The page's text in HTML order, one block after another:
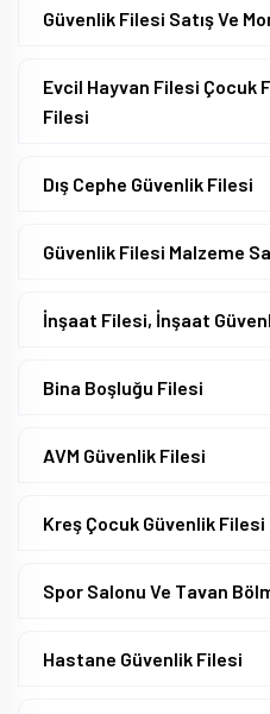
Güvenlik Filesi Satış Ve
Evcil Hayvan Filesi Çocuk
Filesi
Dış Cephe Güvenlik Filesi
Güvenlik Filesi Malzeme
İnşaat Filesi, İnşaat
Bina Boşluğu Filesi
AVM Güvenlik Filesi
Kreş Çocuk Güvenlik Filesi
Spor Salonu Ve Tavan
Hastane Güvenlik Filesi